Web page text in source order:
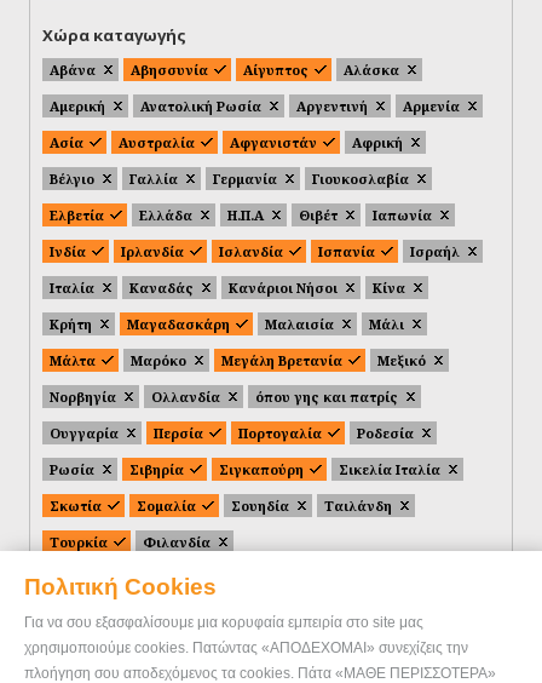
Πολιτική Cookies
Για να σου εξασφαλίσουμε μια κορυφαία εμπειρία στο site μας
χρησιμοποιούμε cookies. Πατώντας «ΑΠΟΔΕΧΟΜΑΙ» συνεχίζεις την
πλοήγηση σου αποδεχόμενος τα cookies. Πάτα «ΜΑΘΕ ΠΕΡΙΣΣΟΤΕΡΑ»
Χώρα καταγωγής
Αβάνα Αβησσυνία Αίγυπτος
Αλάσκα
Αμερική
Ανατολική Ρωσία Αργεντινή
Αρμενία
Ασία
Αυστραλία Αφγανιστάν
Αφρική
Βέλγιο
Γαλλία Γερμανία
Γιουκοσλαβία
Ελβετία
Ελλάδα Η.Π.Α Θιβέτ
Ιαπωνία
Ινδία
Ιρλανδία Ισλανδία Ισπανία
Ισραήλ
Ιταλία
Καναδάς Κανάριοι Νήσοι
Κίνα
Κρήτη
Μαγαδασκάρη Μαλαισία
Μάλι
Μάλτα
Μαρόκο Μεγάλη Βρετανία
Μεξικό
Νορβηγία
Ολλανδία
όπου γης και πατρίς
Ουγγαρία
Περσία Πορτογαλία
Ροδεσία
Ρωσία
Σιβηρία Σιγκαπούρη
Σικελία Ιταλία
Σκωτία
Σομαλία Σουηδία
Ταιλάνδη
Τουρκία
Φιλανδία